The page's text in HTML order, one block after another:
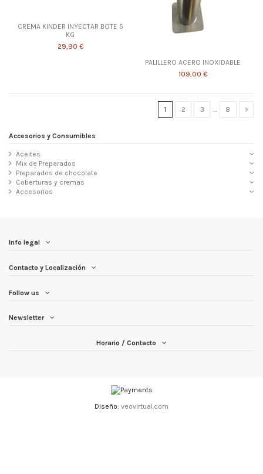
CREMA KINDER INYECTAR BOTE 5
KG
29,90 €
PALILLERO ACERO INOXIDABLE
109,00 €
1 2 3 … 8
Accesorios y Consumibles
Aceites
Mix de Preparados
Preparados de chocolate
Coberturas y cremas
Accesorios
Info legal
Contacto y Localización
Follow us
Newsletter
Horario / Contacto
Diseño: veovirtual.com